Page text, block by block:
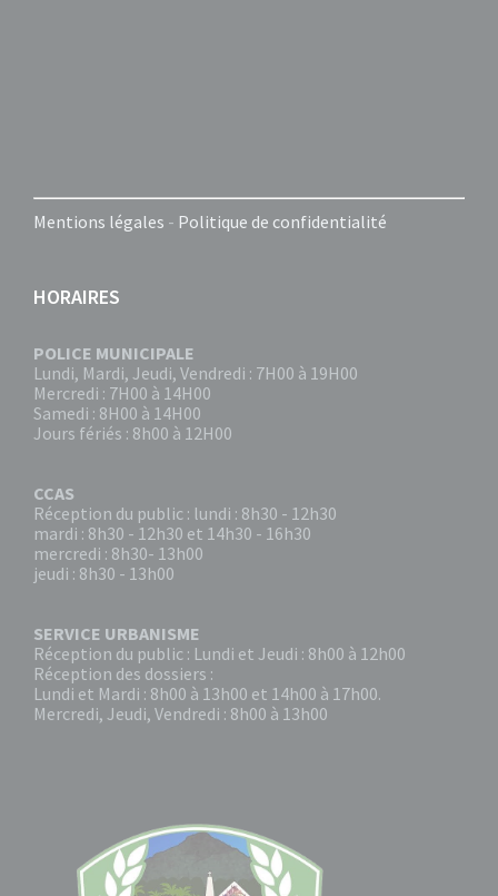
Mentions légales - Politique de confidentialité
HORAIRES
POLICE MUNICIPALE
Lundi, Mardi, Jeudi, Vendredi : 7H00 à 19H00
Mercredi : 7H00 à 14H00
Samedi : 8H00 à 14H00
Jours fériés : 8h00 à 12H00
CCAS
Réception du public : lundi : 8h30 - 12h30
mardi : 8h30 - 12h30 et 14h30 - 16h30
mercredi : 8h30- 13h00
jeudi : 8h30 - 13h00
SERVICE URBANISME
Réception du public : Lundi et Jeudi : 8h00 à 12h00
Réception des dossiers :
Lundi et Mardi : 8h00 à 13h00 et 14h00 à 17h00.
Mercredi, Jeudi, Vendredi : 8h00 à 13h00